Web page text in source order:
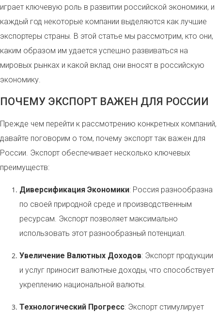
играет ключевую роль в развитии российской экономики, и
каждый год некоторые компании выделяются как лучшие
экспортеры страны. В этой статье мы рассмотрим, кто они,
каким образом им удается успешно развиваться на
мировых рынках и какой вклад они вносят в российскую
экономику.
ПОЧЕМУ ЭКСПОРТ ВАЖЕН ДЛЯ РОССИИ
Прежде чем перейти к рассмотрению конкретных компаний,
давайте поговорим о том, почему экспорт так важен для
России. Экспорт обеспечивает несколько ключевых
преимуществ:
Диверсификация Экономики: Россия разнообразна
по своей природной среде и производственным
ресурсам. Экспорт позволяет максимально
использовать этот разнообразный потенциал.
Увеличение Валютных Доходов: Экспорт продукции
и услуг приносит валютные доходы, что способствует
укреплению национальной валюты.
Технологический Прогресс: Экспорт стимулирует